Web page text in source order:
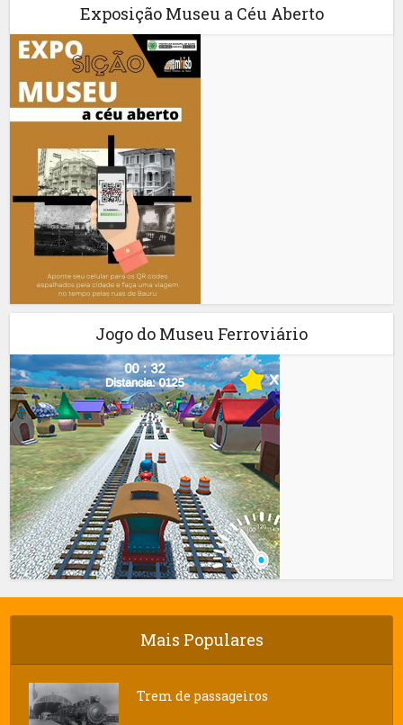
Exposição Museu a Céu Aberto
Jogo do Museu Ferroviário
Mais Populares
Trem de passageiros